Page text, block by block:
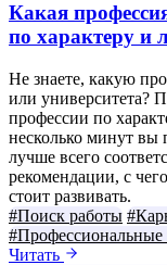
Какая
по характеру и
Не знаете, какую
или университета?
профессии по
несколько минут вы
лучше всего
рекомендации, с
стоит развивать.
#Поиск работы
Читать